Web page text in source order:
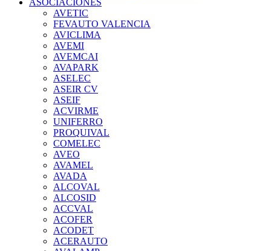
ASOCIACIONES
AVETIC
FEVAUTO VALENCIA
AVICLIMA
AVEMI
AVEMCAI
AVAPARK
ASELEC
ASEIR CV
ASEIF
ACVIRME
UNIFERRO
PROQUIVAL
COMELEC
AVEO
AVAMEL
AVADA
ALCOVAL
ALCOSID
ACCVAL
ACOFER
ACODET
ACERAUTO